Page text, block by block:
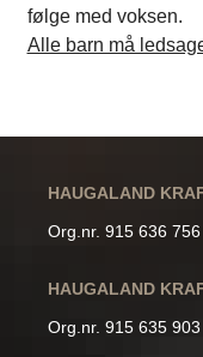
følge med voksen.
Alle barn må
HAUGALAND
Org.nr. 915 636 756
HAUGALAND
Org.nr. 915 635 903